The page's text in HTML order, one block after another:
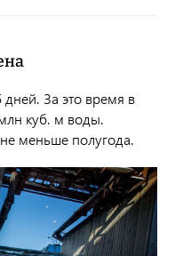
За это время в
куб. м воды.
меньше полугода.